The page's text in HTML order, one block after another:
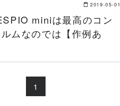
2019-05-01
miniは最高のコン
ムなのでは【作例あ
1